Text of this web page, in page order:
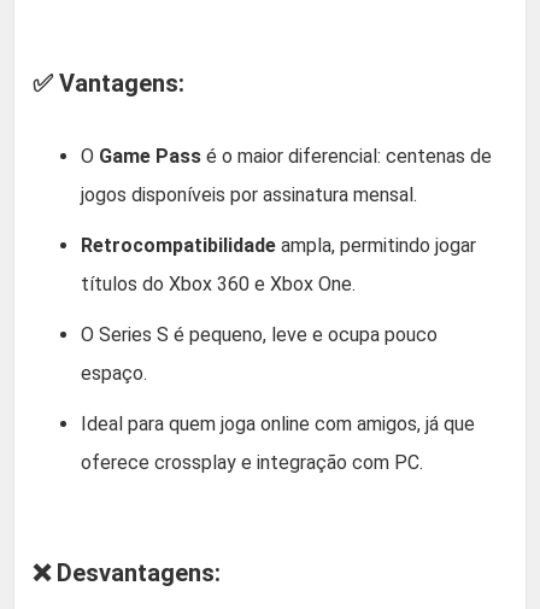
✅ Vantagens:
O Game Pass é o maior diferencial: centenas de
jogos disponíveis por assinatura mensal.
Retrocompatibilidade ampla, permitindo jogar
títulos do Xbox 360 e Xbox One.
O Series S é pequeno, leve e ocupa pouco
espaço.
Ideal para quem joga online com amigos, já que
oferece crossplay e integração com PC.
❌ Desvantagens: